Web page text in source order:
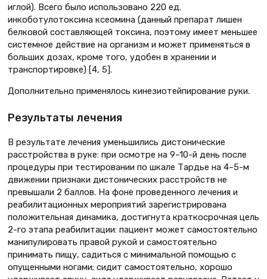
иглой). Всего было использовано 220 ед.
инкоботулотоксина ксеомина (данный препарат лишен
белковой составляющей токсина, поэтому имеет меньшее
системное действие на организм и может применяться в
больших дозах, кроме того, удобен в хранении и
транспортировке) [4, 5].
Дополнительно применялось кинезиотейпирование руки.
Результаты лечения
В результате лечения уменьшились дистонические
расстройства в руке: при осмотре на 9–10-й день после
процедуры при тестировании по шкале Тардье на 4–5-м
движении признаки дистонических расстройств не
превышали 2 баллов. На фоне проведенного лечения и
реабилитационных мероприятий зарегистрирована
положительная динамика, достигнута краткосрочная цель
2-го этапа реабилитации: пациент может самостоятельно
манипулировать правой рукой и самостоятельно
принимать пищу, садиться с минимальной помощью с
опущенными ногами; сидит самостоятельно, хорошо